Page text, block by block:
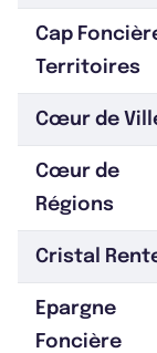
Cap
Territoires
Cœur de
Cœur de
Régions
Cristal
Epargne
Foncière